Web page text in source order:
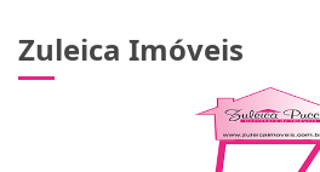
Zuleica Imóveis